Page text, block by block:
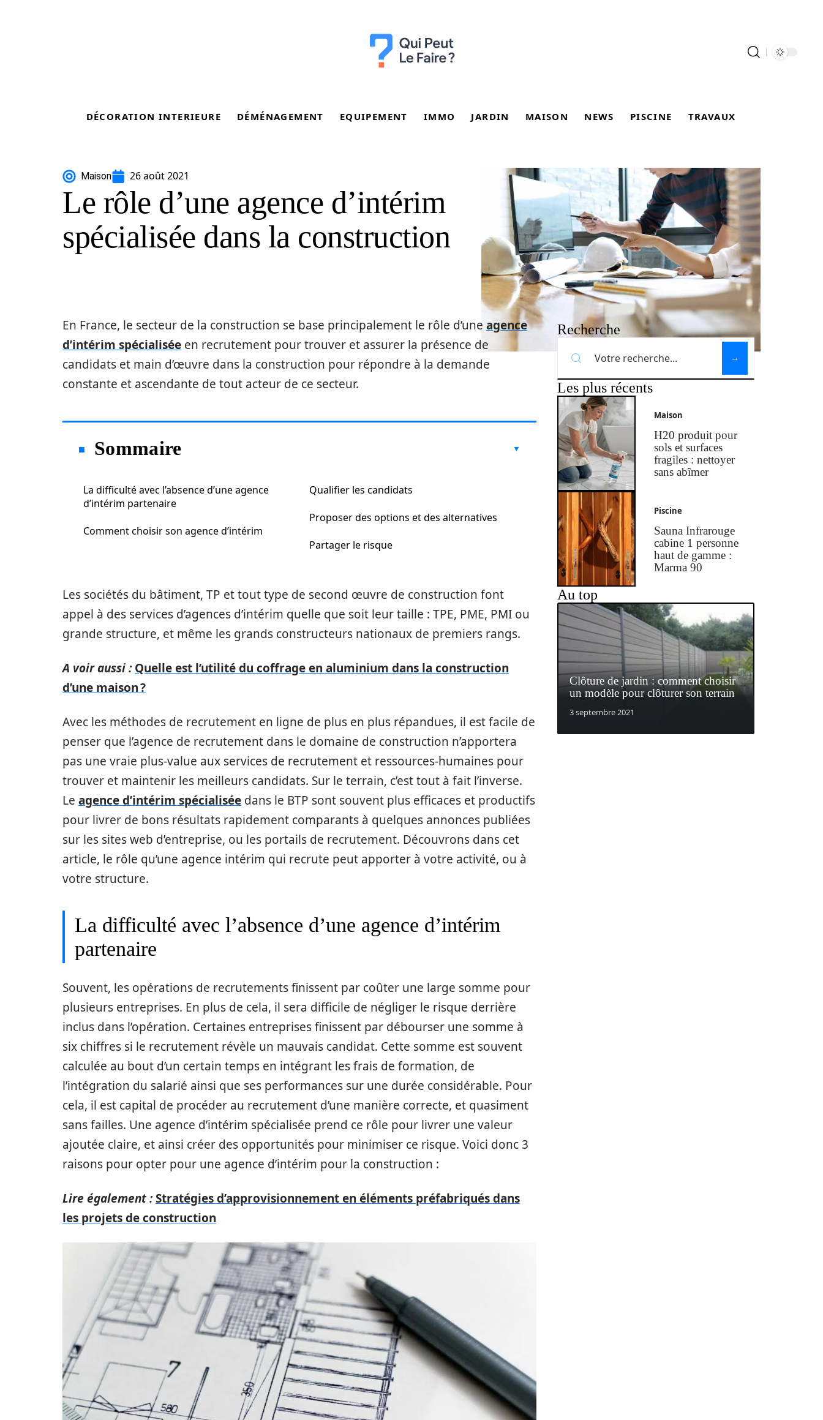
DÉCORATION INTERIEURE DÉMÉNAGEMENT EQUIPEMENT IMMO JARDIN MAISON NEWS PISCINE TRAVAUX
Maison 26 août 2021
Le rôle d’une agence d’intérim
spécialisée dans la construction
En France, le secteur de la construction se base principalement le rôle d’une agence
d’intérim spécialisée en recrutement pour trouver et assurer la présence de
candidats et main d’œuvre dans la construction pour répondre à la demande
constante et ascendante de tout acteur de ce secteur.
Sommaire
La difficulté avec l’absence d’une agence
d’intérim partenaire
Comment choisir son agence d’intérim
Qualifier les candidats
Proposer des options et des alternatives
Partager le risque
Les sociétés du bâtiment, TP et tout type de second œuvre de construction font
appel à des services d’agences d’intérim quelle que soit leur taille : TPE, PME, PMI ou
grande structure, et même les grands constructeurs nationaux de premiers rangs.
A voir aussi : Quelle est l’utilité du coffrage en aluminium dans la construction
d’une maison ?
Avec les méthodes de recrutement en ligne de plus en plus répandues, il est facile de
penser que l’agence de recrutement dans le domaine de construction n’apportera
pas une vraie plus-value aux services de recrutement et ressources-humaines pour
trouver et maintenir les meilleurs candidats. Sur le terrain, c’est tout à fait l’inverse.
Le agence d’intérim spécialisée dans le BTP sont souvent plus efficaces et productifs
pour livrer de bons résultats rapidement comparants à quelques annonces publiées
sur les sites web d’entreprise, ou les portails de recrutement. Découvrons dans cet
article, le rôle qu’une agence intérim qui recrute peut apporter à votre activité, ou à
votre structure.
La difficulté avec l’absence d’une agence d’intérim
partenaire
Souvent, les opérations de recrutements finissent par coûter une large somme pour
plusieurs entreprises. En plus de cela, il sera difficile de négliger le risque derrière
inclus dans l’opération. Certaines entreprises finissent par débourser une somme à
six chiffres si le recrutement révèle un mauvais candidat. Cette somme est souvent
calculée au bout d’un certain temps en intégrant les frais de formation, de
l’intégration du salarié ainsi que ses performances sur une durée considérable. Pour
cela, il est capital de procéder au recrutement d’une manière correcte, et quasiment
sans failles. Une agence d’intérim spécialisée prend ce rôle pour livrer une valeur
ajoutée claire, et ainsi créer des opportunités pour minimiser ce risque. Voici donc 3
raisons pour opter pour une agence d’intérim pour la construction :
Lire également :Stratégies d’approvisionnement en éléments préfabriqués dans
les projets de construction
Recherche
Les plus récents
Maison
H20 produit pour
sols et surfaces
fragiles : nettoyer
sans abîmer
Piscine
Sauna Infrarouge
cabine 1 personne
haut de gamme :
Marma 90
Au top
Clôture de jardin : comment choisir
un modèle pour clôturer son terrain
3 septembre 2021